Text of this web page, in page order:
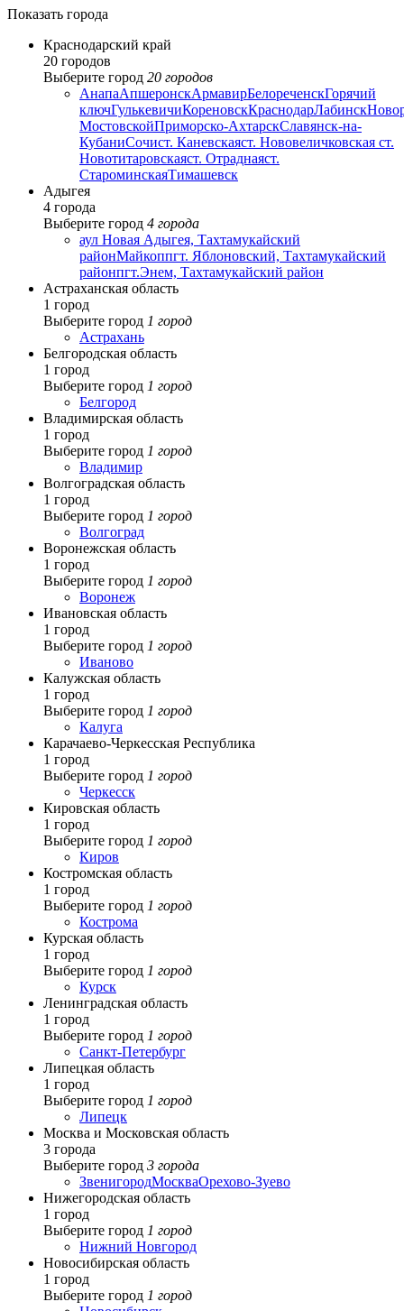
Показать города
Краснодарский край
20 городов
Выберите город 20 городов
АнапаАпшеронскАрмавирБелореченскГорячий
ключГулькевичиКореновскКраснодарЛабинск
МостовскойПриморско-АхтарскСлавянск-на-
КубаниСочист. Каневскаяст. Нововеличковская ст.
Новотитаровскаяст. Отраднаяст.
СтароминскаяТимашевск
Адыгея
4 города
Выберите город 4 города
аул Новая Адыгея, Тахтамукайский
районМайкоппгт. Яблоновский, Тахтамукайский
районпгт.Энем, Тахтамукайский район
Астраханская область
1 город
Выберите город 1 город
Астрахань
Белгородская область
1 город
Выберите город 1 город
Белгород
Владимирская область
1 город
Выберите город 1 город
Владимир
Волгоградская область
1 город
Выберите город 1 город
Волгоград
Воронежская область
1 город
Выберите город 1 город
Воронеж
Ивановская область
1 город
Выберите город 1 город
Иваново
Калужская область
1 город
Выберите город 1 город
Калуга
Карачаево-Черкесская Республика
1 город
Выберите город 1 город
Черкесск
Кировская область
1 город
Выберите город 1 город
Киров
Костромская область
1 город
Выберите город 1 город
Кострома
Курская область
1 город
Выберите город 1 город
Курск
Ленинградская область
1 город
Выберите город 1 город
Санкт-Петербург
Липецкая область
1 город
Выберите город 1 город
Липецк
Москва и Московская область
3 города
Выберите город 3 города
ЗвенигородМоскваОрехово-Зуево
Нижегородская область
1 город
Выберите город 1 город
Нижний Новгород
Новосибирская область
1 город
Выберите город 1 город